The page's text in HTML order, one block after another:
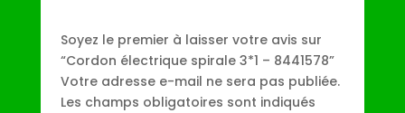
Soyez le premier à laisser votre avis sur
“Cordon électrique spirale 3*1 – 8441578”
Votre adresse e-mail ne sera pas publiée.
Les champs obligatoires sont indiqués